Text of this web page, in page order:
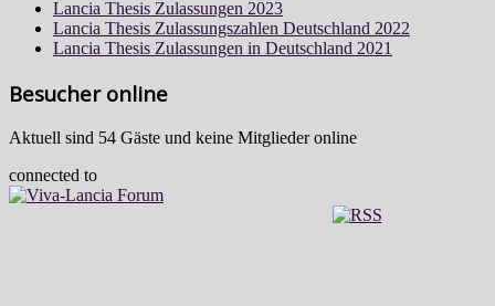
Lancia Thesis Zulassungen 2023
Lancia Thesis Zulassungszahlen Deutschland 2022
Lancia Thesis Zulassungen in Deutschland 2021
Besucher online
Aktuell sind 54 Gäste und keine Mitglieder online
connected to